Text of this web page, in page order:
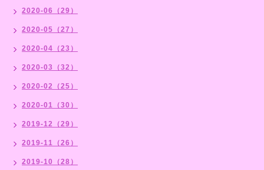
2020-06（29）
2020-05（27）
2020-04（23）
2020-03（32）
2020-02（25）
2020-01（30）
2019-12（29）
2019-11（26）
2019-10（28）